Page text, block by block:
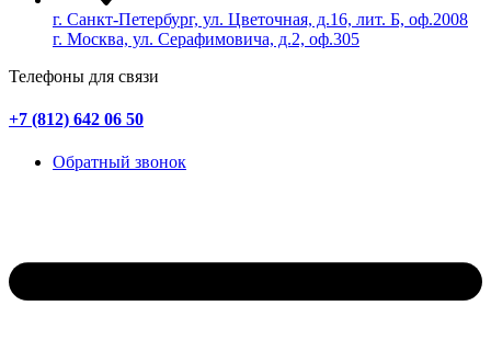
г. Санкт-Петербург, ул. Цветочная, д.16, лит. Б, оф.2008
г. Москва, ул. Серафимовича, д.2, оф.305
Телефоны для связи
+7 (812) 642 06 50
Обратный звонок